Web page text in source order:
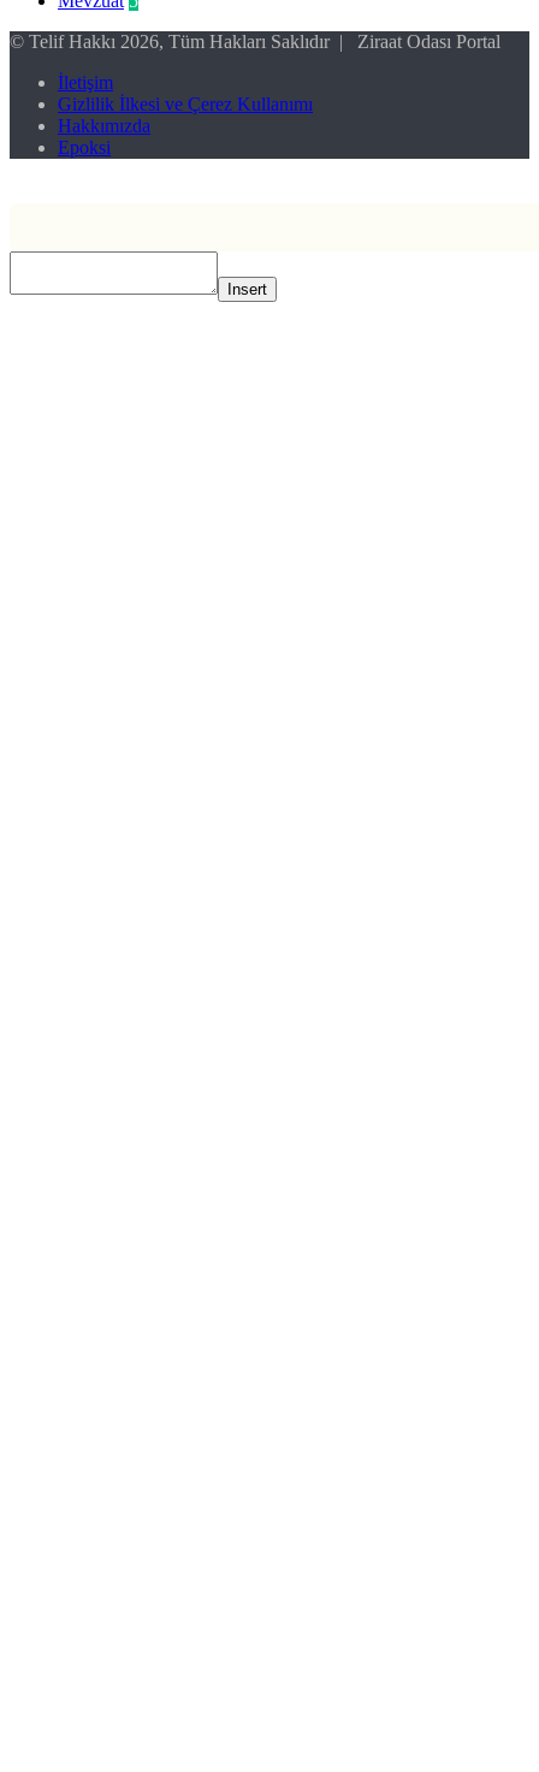
© Telif Hakkı 2026, Tüm Hakları Saklıdır | Ziraat Odası Portal
İletişim
Gizlilik İlkesi ve Çerez Kullanımı
Hakkımızda
Epoksi
Insert